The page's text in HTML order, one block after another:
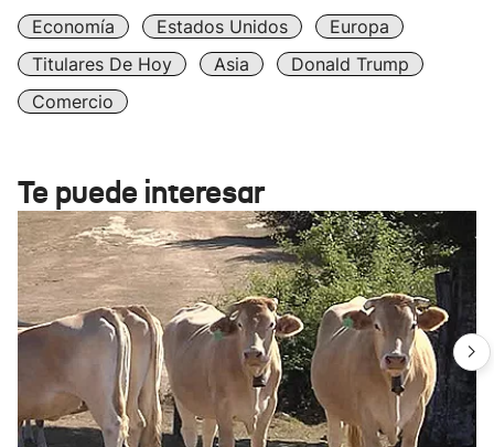
Economía Estados Unidos
Europa
Titulares De Hoy
Asia
Donald Trump
Comercio
Te puede interesar